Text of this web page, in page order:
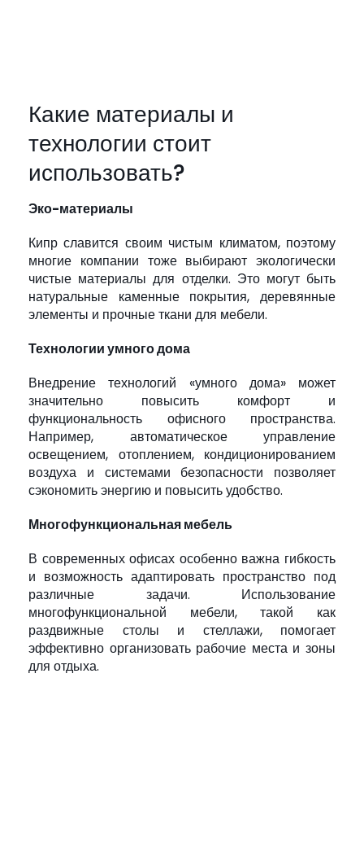
Какие материалы и
технологии стоит
использовать?
Эко-материалы
Кипр славится своим чистым климатом, поэтому
многие компании тоже выбирают экологически
чистые материалы для отделки. Это могут быть
натуральные каменные покрытия, деревянные
элементы и прочные ткани для мебели.
Технологии умного дома
Внедрение технологий «умного дома» может
значительно повысить комфорт и
функциональность офисного пространства.
Например, автоматическое управление
освещением, отоплением, кондиционированием
воздуха и системами безопасности позволяет
сэкономить энергию и повысить удобство.
Многофункциональная мебель
В современных офисах особенно важна гибкость
и возможность адаптировать пространство под
различные задачи. Использование
многофункциональной мебели, такой как
раздвижные столы и стеллажи, помогает
эффективно организовать рабочие места и зоны
для отдыха.